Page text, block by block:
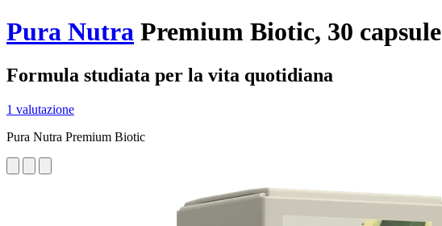
Pura Nutra Premium Biotic, 30 capsule
Formula studiata per la vita quotidiana
1 valutazione
Pura Nutra Premium Biotic